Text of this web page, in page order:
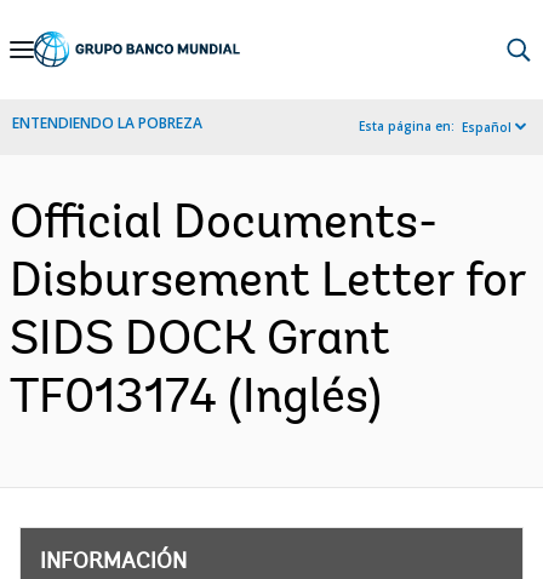
Skip
Navigation
ENTENDIENDO LA POBREZA Esta página en: Español
Official Documents-
Disbursement Letter for
SIDS DOCK Grant
TF013174 (Inglés)
INFORMACIÓN